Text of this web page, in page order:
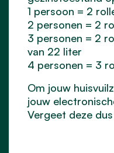
1 persoon = 2
2 personen = 2
3 personen = 2
van 22 liter
4 personen = 3
Om jouw
jouw
Vergeet deze